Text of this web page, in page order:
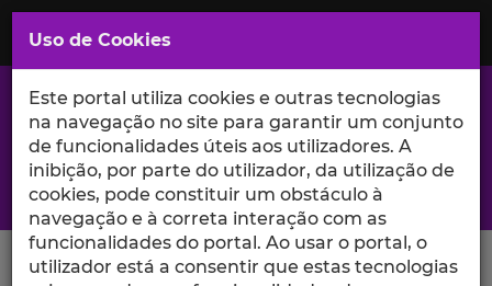
Saltar
para
Conteúdo
Principal
A excelência da investigação e ciência no Iscte
Search Button
Uso de Cookies
Este portal utiliza cookies e outras tecnologias
na navegação no site para garantir um conjunto
de funcionalidades úteis aos utilizadores. A
inibição, por parte do utilizador, da utilização de
cookies, pode constituir um obstáculo à
navegação e à correta interação com as
funcionalidades do portal. Ao usar o portal, o
utilizador está a consentir que estas tecnologias